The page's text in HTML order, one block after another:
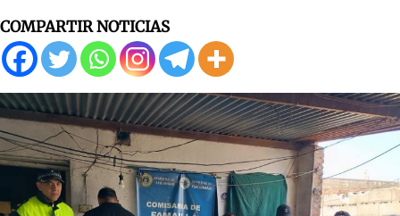
COMPARTIR NOTICIAS